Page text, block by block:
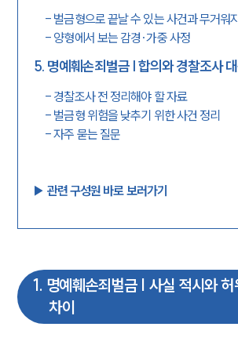
- 벌금형으로 끝날 수 있는 사건과 무거워
- 양형에서 보는 감경·가중 사정
5. 명예훼손죄벌금 | 합의와 경찰조사
- 경찰조사 전 정리해야 할 자료
- 벌금형 위험을 낮추기 위한 사건 정리
-자주 묻는 질문
▶︎ 관련 구성원 바로 보러가기
1 . 명예훼손죄벌금 | 사실 적시와 허
차이